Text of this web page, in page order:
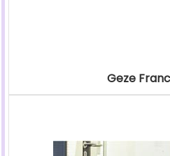
Geze